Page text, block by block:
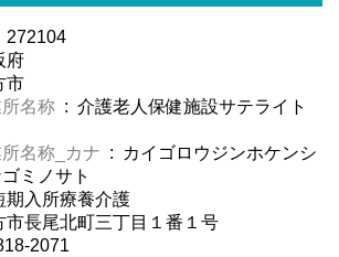
272104
府
市
名称 : 介護老人保健施設サテライト
名称_カナ : カイゴロウジンホケンシ
ミノサト
期入所療養介護
長尾北町三丁目１番１号
2071